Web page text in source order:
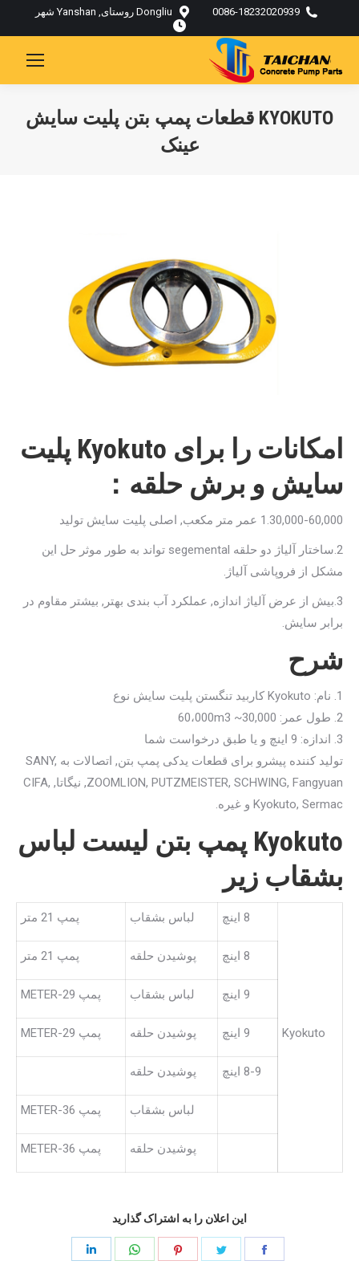
0086-18232020939 Dongliu روستای, Yanshan شهر
KYOKUTO قطعات پمپ بتن پلیت سایش
عینک
امکانات را برای Kyokuto پلیت
سایش و برش حلقه：
1.30,000-60,000 عمر متر مکعب, اصلی پلیت سایش تولید
2.ساختار آلیاژ دو حلقه segemental تواند به طور موثر حل این
مشکل از فروپاشی آلیاژ.
3.بیش از عرض آلیاژ اندازه, عملکرد آب بندی بهتر, بیشتر مقاوم در
برابر سایش.
شرح
1. نام: Kyokuto کاربید تنگستن پلیت سایش نوع
2. طول عمر: 30,000~ 60،000m3
3. اندازه: 9 اینچ و یا طبق درخواست شما
تولید کننده پیشرو برای قطعات یدکی پمپ بتن, اتصالات به SANY,
ZOOMLION, PUTZMEISTER, SCHWING, Fangyuan, نیگاتا, CIFA,
Kyokuto, Sermac و غیره.
Kyokuto پمپ بتن لیست لباس
بشقاب زیر
Kyokuto
8 اینچ لباس بشقاب پمپ 21 متر
8 اینچ پوشیدن حلقه پمپ 21 متر
9 اینچ لباس بشقاب پمپ 29-METER
9 اینچ پوشیدن حلقه پمپ 29-METER
8-9 اینچ پوشیدن حلقه
لباس بشقاب پمپ 36-METER
پوشیدن حلقه پمپ 36-METER
این اعلان را به اشتراک گذارید